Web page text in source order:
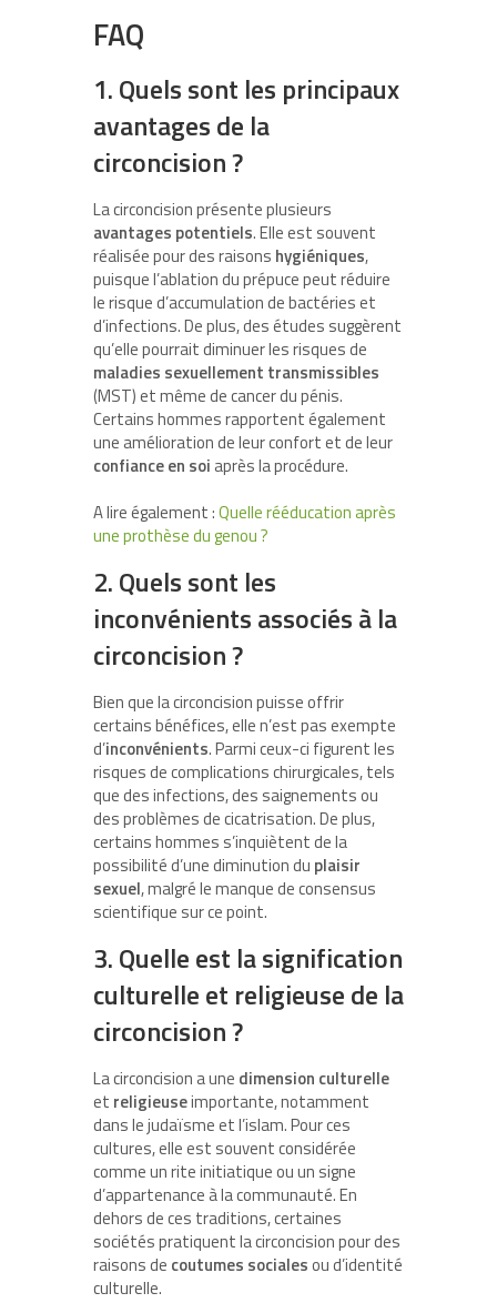
FAQ
1. Quels sont les principaux
avantages de la
circoncision ?
La circoncision présente plusieurs
avantages potentiels. Elle est souvent
réalisée pour des raisons hygiéniques,
puisque l’ablation du prépuce peut réduire
le risque d’accumulation de bactéries et
d’infections. De plus, des études suggèrent
qu’elle pourrait diminuer les risques de
maladies sexuellement transmissibles
(MST) et même de cancer du pénis.
Certains hommes rapportent également
une amélioration de leur confort et de leur
confiance en soi après la procédure.
A lire également :Quelle rééducation après
une prothèse du genou ?
2. Quels sont les
inconvénients associés à la
circoncision ?
Bien que la circoncision puisse offrir
certains bénéfices, elle n’est pas exempte
d’inconvénients. Parmi ceux-ci figurent les
risques de complications chirurgicales, tels
que des infections, des saignements ou
des problèmes de cicatrisation. De plus,
certains hommes s’inquiètent de la
possibilité d’une diminution du plaisir
sexuel, malgré le manque de consensus
scientifique sur ce point.
3. Quelle est la signification
culturelle et religieuse de la
circoncision ?
La circoncision a une dimension culturelle
et religieuseimportante, notamment
dans le judaïsme et l’islam. Pour ces
cultures, elle est souvent considérée
comme un rite initiatique ou un signe
d’appartenance à la communauté. En
dehors de ces traditions, certaines
sociétés pratiquent la circoncision pour des
raisons de coutumes socialesou d’identité
culturelle.